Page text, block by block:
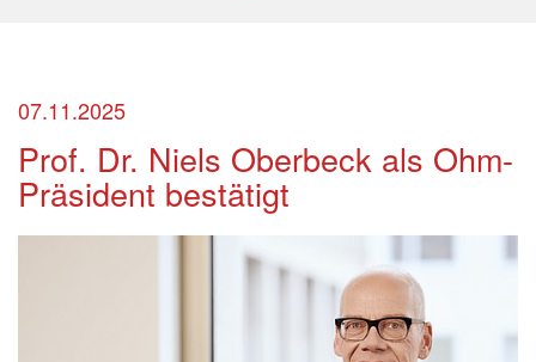
07.11.2025
Prof. Dr. Niels Oberbeck als Ohm-
Präsident bestätigt